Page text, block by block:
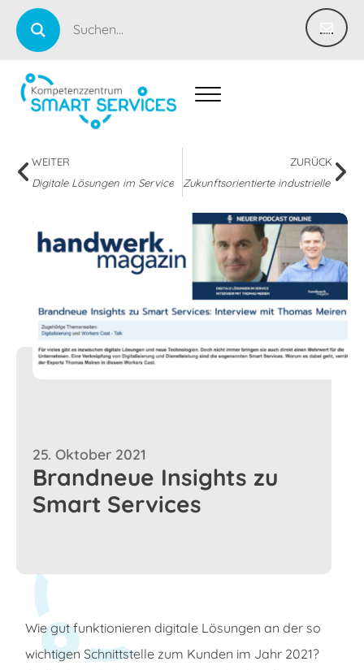
WEITER
Digitale Lösungen im Service
ZURÜCK
Zukunftsorientierte industrielle Smart
Brandneue Insights zu
Smart Services
25. Oktober 2021
Wie gut funktionieren digitale Lösungen an der so
wichtigen Schnittstelle zum Kunden im Jahr 2021?